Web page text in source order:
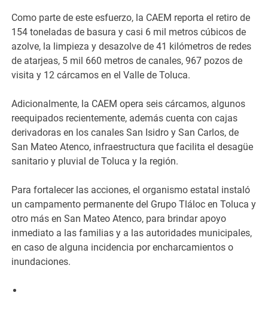
Como parte de este esfuerzo, la CAEM reporta el retiro de
154 toneladas de basura y casi 6 mil metros cúbicos de
azolve, la limpieza y desazolve de 41 kilómetros de redes
de atarjeas, 5 mil 660 metros de canales, 967 pozos de
visita y 12 cárcamos en el Valle de Toluca.
Adicionalmente, la CAEM opera seis cárcamos, algunos
reequipados recientemente, además cuenta con cajas
derivadoras en los canales San Isidro y San Carlos, de
San Mateo Atenco, infraestructura que facilita el desagüe
sanitario y pluvial de Toluca y la región.
Para fortalecer las acciones, el organismo estatal instaló
un campamento permanente del Grupo Tláloc en Toluca y
otro más en San Mateo Atenco, para brindar apoyo
inmediato a las familias y a las autoridades municipales,
en caso de alguna incidencia por encharcamientos o
inundaciones.